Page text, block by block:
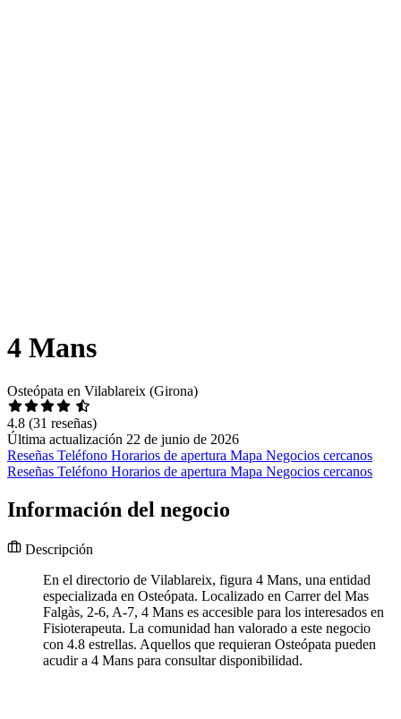
4 Mans
Osteópata en Vilablareix (Girona)
4.8 (31 reseñas)
Última actualización 22 de junio de 2026
Reseñas Teléfono Horarios de apertura Mapa Negocios cercanos
Reseñas Teléfono Horarios de apertura Mapa Negocios cercanos
Información del negocio
Descripción
En el directorio de Vilablareix, figura 4 Mans, una entidad
especializada en Osteópata. Localizado en Carrer del Mas
Falgàs, 2-6, A-7, 4 Mans es accesible para los interesados en
Fisioterapeuta. La comunidad han valorado a este negocio
con 4.8 estrellas. Aquellos que requieran Osteópata pueden
acudir a 4 Mans para consultar disponibilidad.